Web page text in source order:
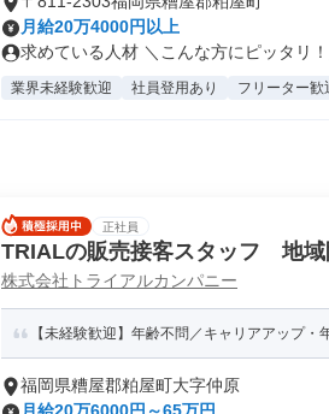
月給20万4000円以上
求めている人材 ＼こんな方にピッタリ
業界未経験歓迎 社員登用あり フリーター歓
正社員
TRIALの販売接客スタッフ 地域
株式会社トライアルカンパニー
【未経験歓迎】年齢不問／キャリアアップ
福岡県糟屋郡粕屋町大字仲原